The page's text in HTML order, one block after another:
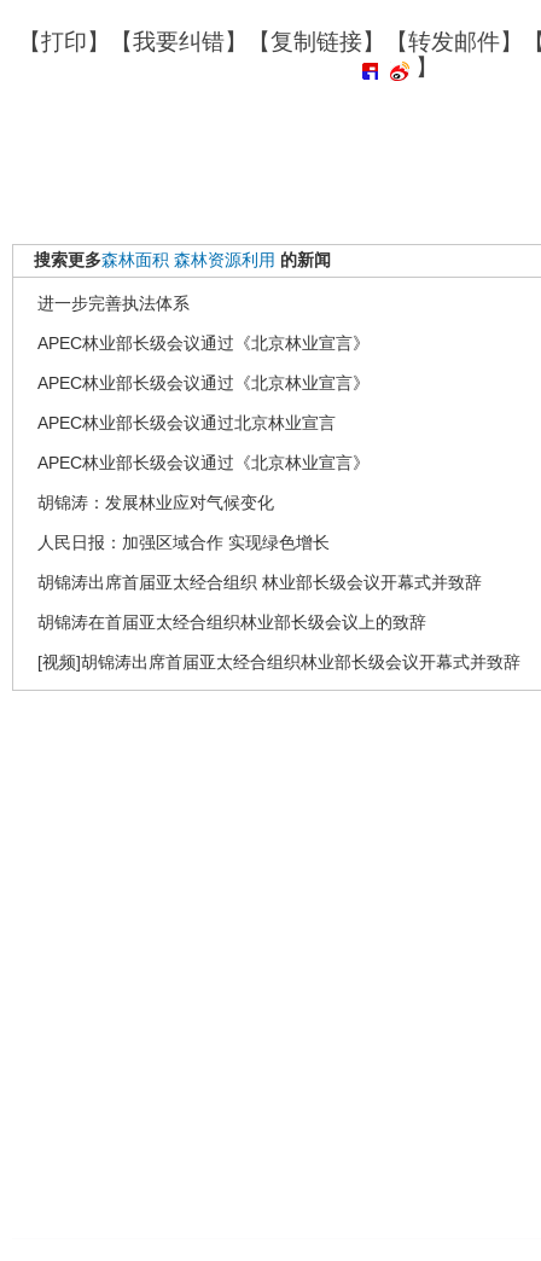
【打印】【我要纠错】【复制链接】【转发邮件】
】
搜索更多森林面积 森林资源利用 的新闻
进一步完善执法体系
APEC林业部长级会议通过《北京林业宣言》
APEC林业部长级会议通过《北京林业宣言》
APEC林业部长级会议通过北京林业宣言
APEC林业部长级会议通过《北京林业宣言》
胡锦涛：发展林业应对气候变化
人民日报：加强区域合作 实现绿色增长
胡锦涛出席首届亚太经合组织 林业部长级会议开幕式并致辞
胡锦涛在首届亚太经合组织林业部长级会议上的致辞
[视频]胡锦涛出席首届亚太经合组织林业部长级会议开幕式并致辞